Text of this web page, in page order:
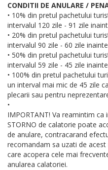
CONDITII DE ANULARE /
• 10% din pretul pachetului
intervalul 120 zile - 91 zile
• 20% din pretul pachetului
intervalul 90 zile - 60 zile
• 50% din pretul pachetului
intervalul 59 zile - 45 zile
• 100% din pretul pachetului
un interval mai mic de 45 zile
plecarii sau pentru
•
IMPORTANT! Va reamintim ca
STORNO de calatorie poate
de anulare, contracarand
recomandam sa uzati de
care acopera cele mai
anularea calatoriei.